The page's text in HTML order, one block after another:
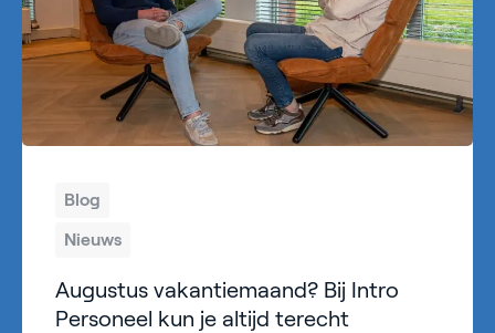
Blog
Nieuws
Augustus vakantiemaand? Bij Intro
Personeel kun je altijd terecht